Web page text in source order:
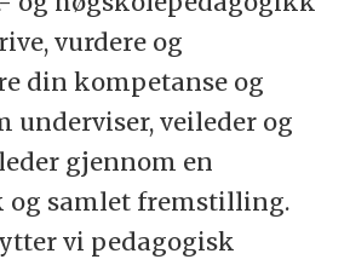
vurdere og
din kompetanse og
underviser, veileder og
gjennom en
og samlet fremstilling.
vi pedagogisk